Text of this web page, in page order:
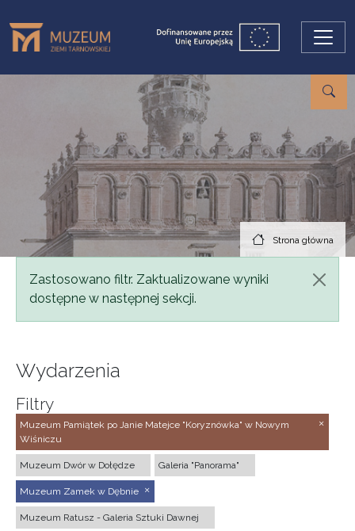
Strona główna
Komunikat
Zastosowano filtr. Zaktualizowane wyniki
dostępne w następnej sekcji.
Wydarzenia
Filtry
Muzeum Pamiątek po Janie Matejce "Koryznówka" w Nowym
Wiśniczu
Muzeum Dwór w Dołędze Galeria "Panorama"
Muzeum Zamek w Dębnie
Muzeum Ratusz - Galeria Sztuki Dawnej